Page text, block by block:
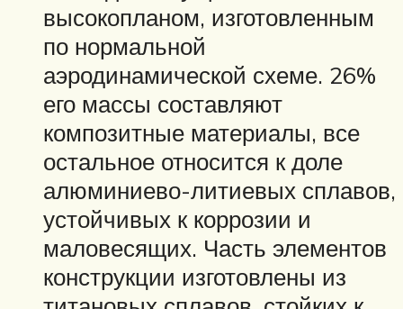
высокопланом, изготовленным
по нормальной
аэродинамической схеме. 26%
его массы составляют
композитные материалы, все
остальное относится к доле
алюминиево-литиевых сплавов,
устойчивых к коррозии и
маловесящих. Часть элементов
конструкции изготовлены из